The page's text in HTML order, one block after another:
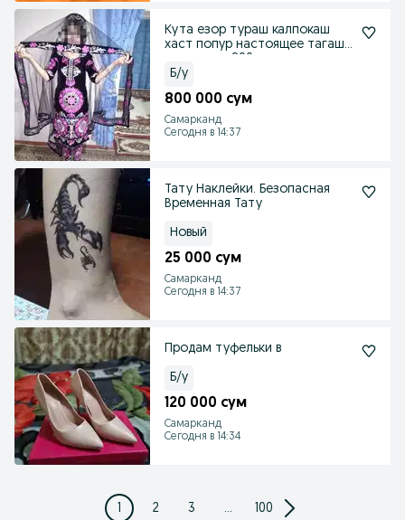
Кута езор тураш калпокаш
хаст попур настоящее тагаш
Б/у
800 000 сум
Самарканд
Сегодня в 14:37
Тату Наклейки. Безопасная
Временная Тату
Новый
25 000 сум
Самарканд
Сегодня в 14:37
Продам туфельки в
Б/у
120 000 сум
Самарканд
Сегодня в 14:34
1 2 3 ... 100